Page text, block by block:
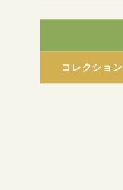
コレクション